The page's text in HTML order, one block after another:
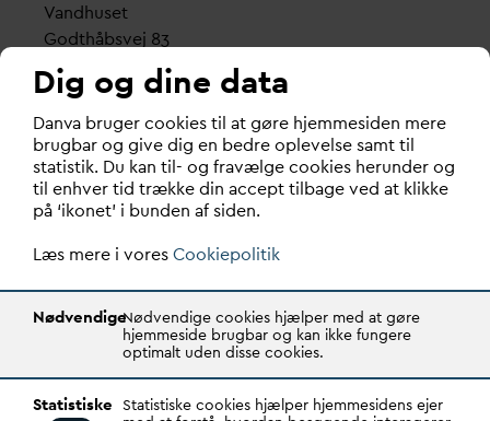
Vandhuset
Godthåbsvej 83
8660 Skanderborg
København
Vester Farimagsgade 1, 5. sal.
1606 København V
Tlf.: 70 21 00 55
d
a.dk
Transparency Register: REG 0105047100027-26
Dig og dine data
Danva bruger cookies til at gøre hjemmesiden mere
brugbar og give dig en bedre oplevelse samt til
statistik. Du kan til- og fravælge cookies herunder og
til enhver tid trække din accept tilbage ved at klikke
på ‘ikonet’ i bunden af siden.
Læs mere i voresCookiepolitik
NødvendigeNødvendige cookies hjælper med at gøre
hjemmeside brugbar og kan ikke fungere
optimalt uden disse cookies.
Statistiske Statistiske cookies hjælper hjemmesidens ejer